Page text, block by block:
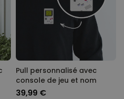
Pull personnalisé avec
console de jeu et nom
39,99 €